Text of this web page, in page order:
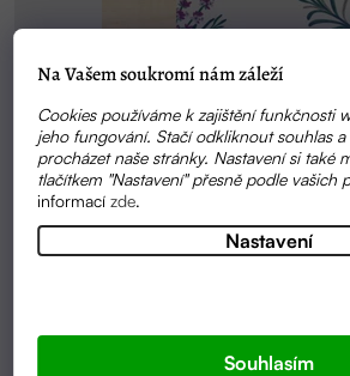
Na Vašem soukromí nám záleží
Cookies používáme k zajištění funkčnosti
jeho fungování. Stačí odkliknout souhlas a
procházet naše stránky. Nastavení si také
tlačítkem "Nastavení" přesně podle vašich
informacízde.
Nastavení
Souhlasím
SKLADEM